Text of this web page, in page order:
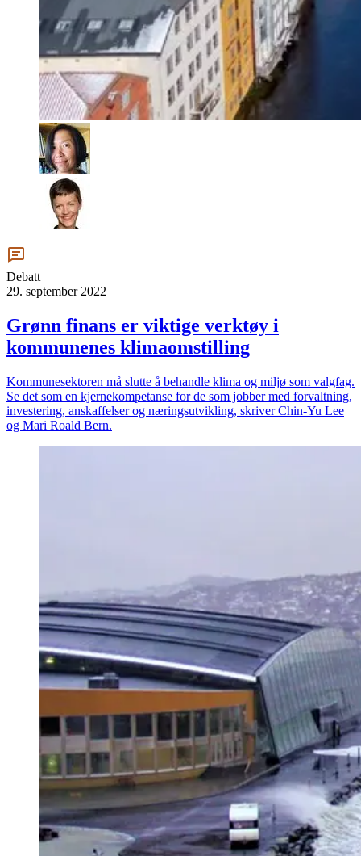
Debatt
29. september 2022
Grønn finans er viktige verktøy i
kommunenes klimaomstilling
Kommunesektoren må slutte å behandle klima og miljø som valgfag.
Se det som en kjernekompetanse for de som jobber med forvaltning,
investering, anskaffelser og næringsutvikling, skriver Chin-Yu Lee
og Mari Roald Bern.